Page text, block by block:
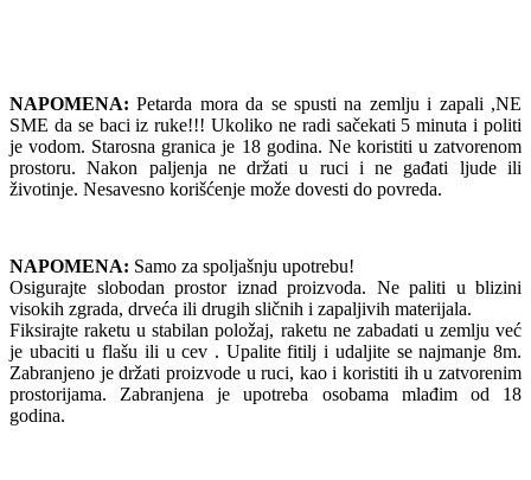
NAPOMENA: Petarda mora da se spusti na zemlju i zapali ,NE
SME da se baci iz ruke!!! Ukoliko ne radi sačekati 5 minuta i politi
je vodom. Starosna granica je 18 godina. Ne koristiti u zatvorenom
prostoru. Nakon paljenja ne držati u ruci i ne gađati ljude ili
životinje. Nesavesno korišćenje može dovesti do povreda.
NAPOMENA: Samo za spoljašnju upotrebu!
Osigurajte slobodan prostor iznad proizvoda. Ne paliti u blizini
visokih zgrada, drveća ili drugih sličnih i zapaljivih materijala.
Fiksirajte raketu u stabilan položaj, raketu ne zabadati u zemlju već
je ubaciti u flašu ili u cev . Upalite fitilj i udaljite se najmanje 8m.
Zabranjeno je držati proizvode u ruci, kao i koristiti ih u zatvorenim
prostorijama. Zabranjena je upotreba osobama mlađim od 18
godina.